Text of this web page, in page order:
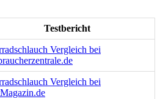
Testbericht
Vergleich bei
Vergleich bei